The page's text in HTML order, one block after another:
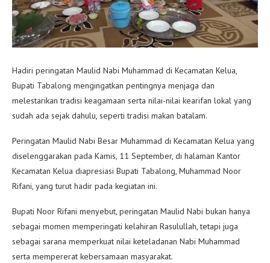
Hadiri peringatan Maulid Nabi Muhammad di Kecamatan Kelua,
Bupati Tabalong mengingatkan pentingnya menjaga dan
melestarikan tradisi keagamaan serta nilai-nilai kearifan lokal yang
sudah ada sejak dahulu, seperti tradisi makan batalam.
Peringatan Maulid Nabi Besar Muhammad di Kecamatan Kelua yang
diselenggarakan pada Kamis, 11 September, di halaman Kantor
Kecamatan Kelua diapresiasi Bupati Tabalong, Muhammad Noor
Rifani, yang turut hadir pada kegiatan ini.
Bupati Noor Rifani menyebut, peringatan Maulid Nabi bukan hanya
sebagai momen memperingati kelahiran Rasulullah, tetapi juga
sebagai sarana memperkuat nilai keteladanan Nabi Muhammad
serta mempererat kebersamaan masyarakat.